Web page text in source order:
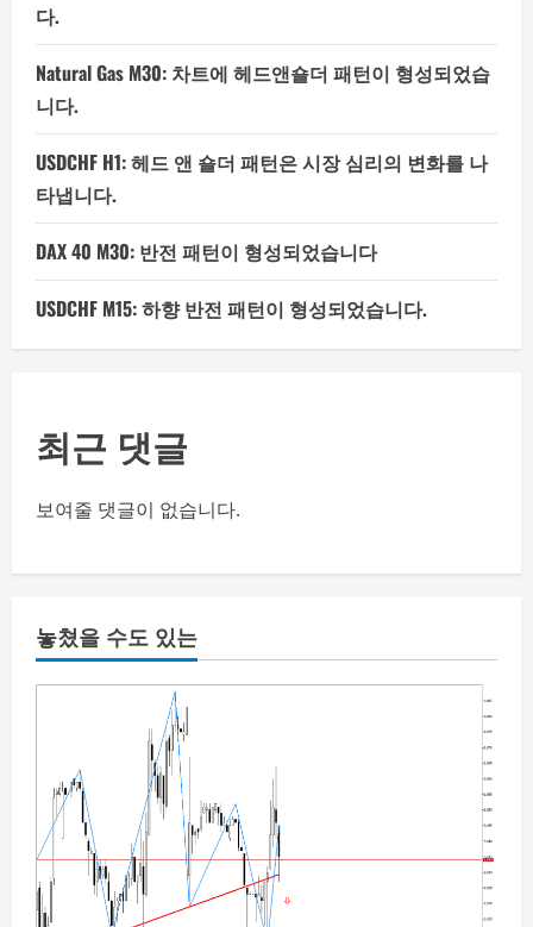
다.
Natural Gas M30: 차트에 헤드앤숄더 패턴이 형성되었습
니다.
USDCHF H1: 헤드 앤 숄더 패턴은 시장 심리의 변화를 나
타냅니다.
DAX 40 M30: 반전 패턴이 형성되었습니다
USDCHF M15: 하향 반전 패턴이 형성되었습니다.
최근 댓글
보여줄 댓글이 없습니다.
놓쳤을 수도 있는